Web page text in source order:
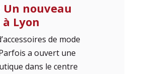
Un nouveau
Lyon
de mode
a ouvert une
dans le centre